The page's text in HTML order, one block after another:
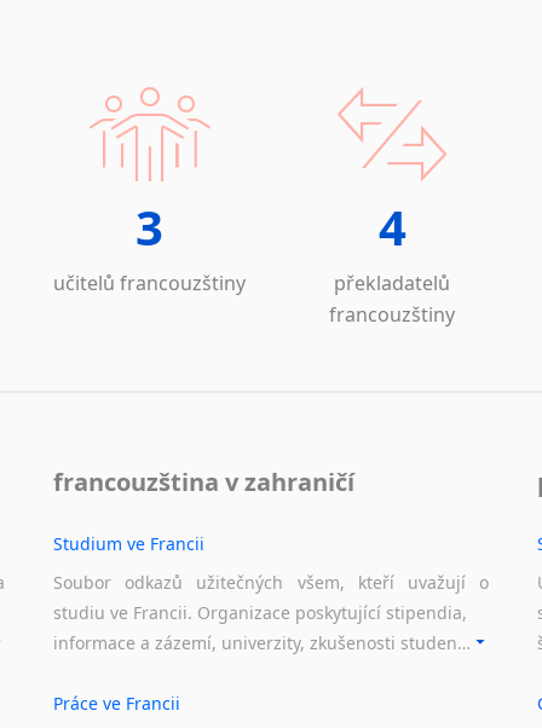
3
učitelů francouzštiny
4
překladatelů
francouzštiny
francouzština v zahraničí
Studium ve Francii
Soubor odkazů užitečných všem, kteří uvažují o
studiu ve Francii. Organizace poskytující stipendia,
informace a zázemí, univerzity, zkušenosti studentů.
Práce ve Francii